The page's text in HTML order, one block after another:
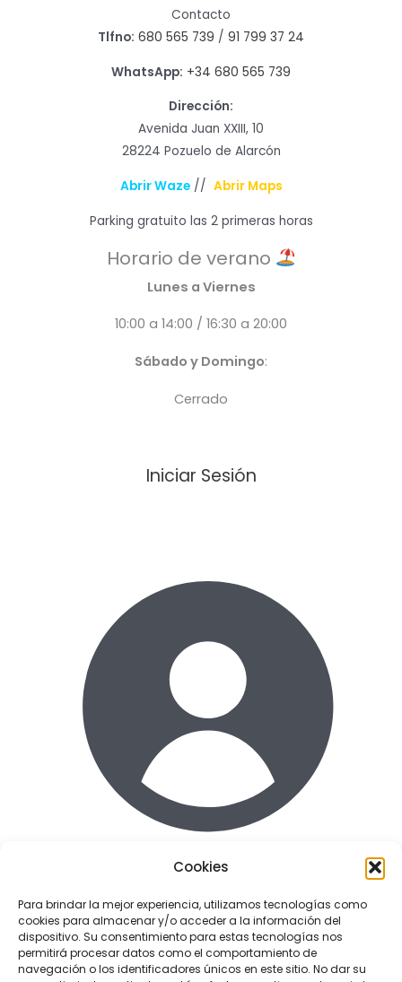
Cookies
Para brindar la mejor experiencia, utilizamos tecnologías como
cookies para almacenar y/o acceder a la información del
dispositivo. Su consentimiento para estas tecnologías nos
permitirá procesar datos como el comportamiento de
navegación o los identificadores únicos en este sitio. No dar su
Contacto
Tlfno: 680 565 739 / 91 799 37 24
WhatsApp: +34 680 565 739
Dirección:
Avenida Juan XXIII, 10
28224 Pozuelo de Alarcón
Abrir Waze// Abrir Maps
Parking gratuito las 2 primeras horas
Horario de verano
Lunes a Viernes
10:00 a 14:00 / 16:30 a 20:00
Sábado y Domingo:
Cerrado
Iniciar Sesión
Enlaces de interes
Terminos y condiciones uso
Politica de Privacidad